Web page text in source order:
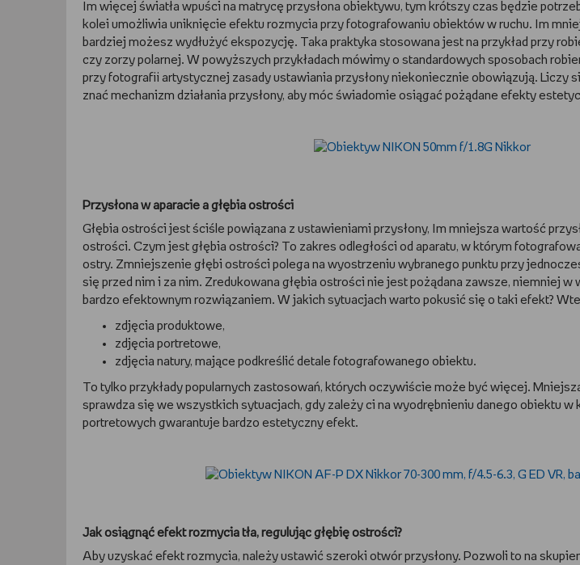
Im więcej światła wpuści na matrycę przysłona obiektywu, tym krótszy czas będzie
kolei umożliwia uniknięcie efektu rozmycia przy fotografowaniu obiektów w ruchu. Im
bardziej możesz wydłużyć ekspozycję. Taka praktyka stosowana jest na przykład przy
czy zorzy polarnej. W powyższych przykładach mówimy o standardowych sposobach
przy fotografii artystycznej zasady ustawiania przysłony niekoniecznie obowiązują. Liczy
znać mechanizm działania przysłony, aby móc świadomie osiągać pożądane efekty
Przysłona w aparacie a głębia ostrości
Głębia ostrości jest ściśle powiązana z ustawieniami przysłony, Im mniejsza wartość
ostrości. Czym jest głębia ostrości? To zakres odległości od aparatu, w którym
ostry. Zmniejszenie głębi ostrości polega na wyostrzeniu wybranego punktu przy
się przed nim i za nim. Zredukowana głębia ostrości nie jest pożądana zawsze, niemniej w
bardzo efektownym rozwiązaniem. W jakich sytuacjach warto pokusić się o taki efekt?
zdjęcia produktowe,
zdjęcia portretowe,
zdjęcia natury, mające podkreślić detale fotografowanego obiektu.
To tylko przykłady popularnych zastosowań, których oczywiście może być więcej.
sprawdza się we wszystkich sytuacjach, gdy zależy ci na wyodrębnieniu danego obiektu w
portretowych gwarantuje bardzo estetyczny efekt.
​Jak osiągnąć efekt rozmycia tła, regulując głębię ostrości?
Aby uzyskać efekt rozmycia, należy ustawić szeroki otwór przysłony. Pozwoli to na